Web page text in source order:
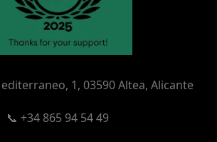
1, 03590 Altea, Alicante
📞 +34 865 94 54 49